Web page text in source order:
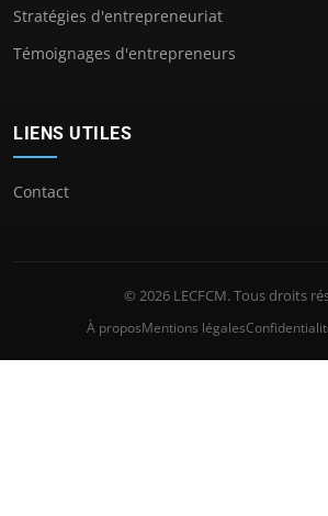
Stratégies d'entrepreneuriat
Témoignages d'entrepreneurs
LIENS UTILES
Contact
© 2026 LECFCM. Tous droits
À proposMentions légales